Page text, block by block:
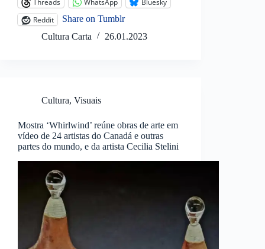
Reddit
Share on Tumblr
Cultura Carta
26.01.2023
Cultura, Visuais
Mostra ‘Whirlwind’ reúne obras de arte em
vídeo de 24 artistas do Canadá e outras
partes do mundo, e da artista Cecilia Stelini